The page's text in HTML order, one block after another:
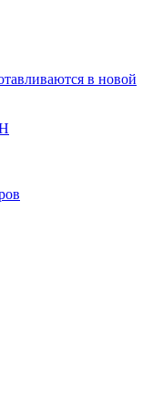
в новой